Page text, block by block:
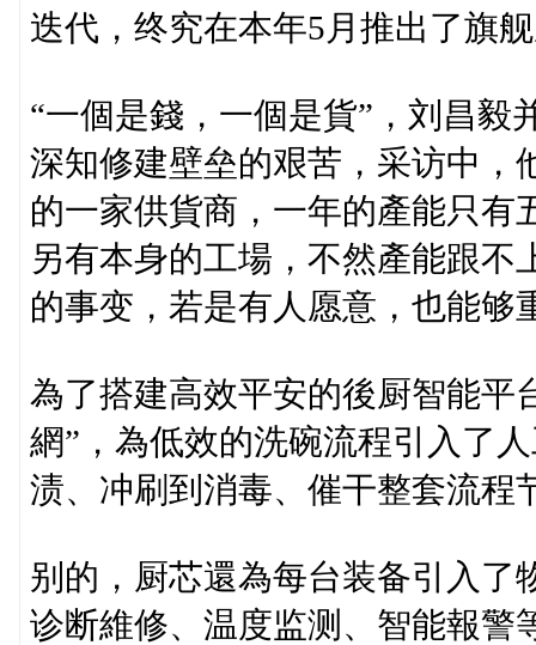
迭代，终究在本年5月推出了旗
“一個是錢，一個是貨”，刘昌毅
深知修建壁垒的艰苦，采访中，
的一家供貨商，一年的產能只有
另有本身的工場，不然產能跟
的事变，若是有人愿意，也能够
為了搭建高效平安的後厨智能平
網”，為低效的洗碗流程引入了
渍、冲刷到消毒、催干整套流程
别的，厨芯還為每台装备引入了
诊断維修、温度监测、智能報警